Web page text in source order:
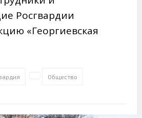
Росгвардии
«Георгиевская
Общество